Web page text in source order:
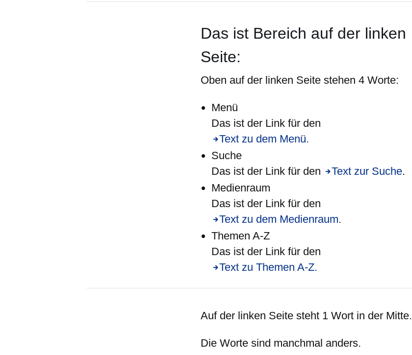
Das ist Bereich auf der linken
Seite:
Oben auf der linken Seite stehen 4 Worte:
Menü
Das ist der Link für den
Text zu dem Menü.
Suche
Das ist der Link für den
Text zur Suche.
Medienraum
Das ist der Link für den
Text zu dem Medienraum.
Themen A-Z
Das ist der Link für den
Text zu Themen A-Z.
Auf der linken Seite steht 1 Wort in der Mitte.
Die Worte sind manchmal anders.